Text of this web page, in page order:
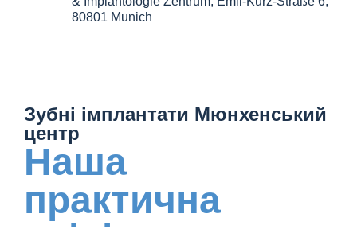
80801 Munich
Зубні імплантати Мюнхенський
центр
Наша
практична